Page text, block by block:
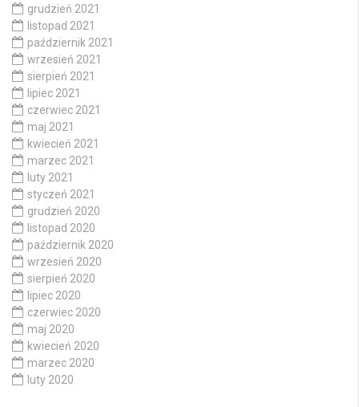
grudzień 2021
listopad 2021
październik 2021
wrzesień 2021
sierpień 2021
lipiec 2021
czerwiec 2021
maj 2021
kwiecień 2021
marzec 2021
luty 2021
styczeń 2021
grudzień 2020
listopad 2020
październik 2020
wrzesień 2020
sierpień 2020
lipiec 2020
czerwiec 2020
maj 2020
kwiecień 2020
marzec 2020
luty 2020